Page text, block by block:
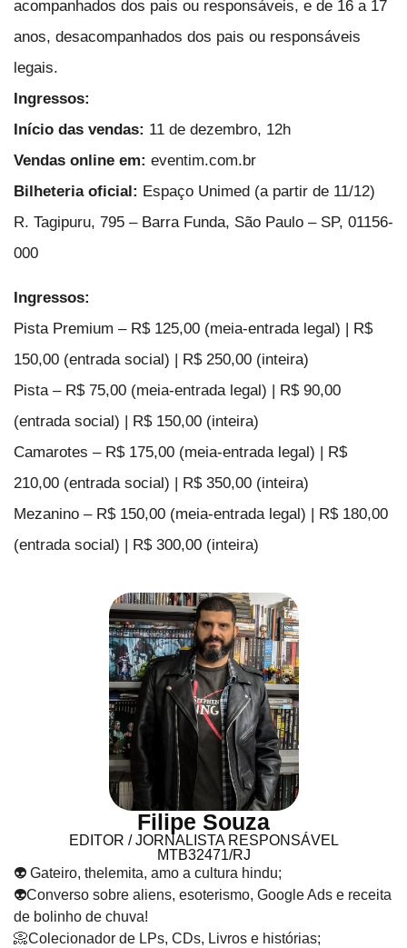
acompanhados dos pais ou responsáveis, e de 16 a 17
anos, desacompanhados dos pais ou responsáveis
legais.
Ingressos:
Início das vendas: 11 de dezembro, 12h
Vendas online em: eventim.com.br
Bilheteria oficial: Espaço Unimed (a partir de 11/12)
R. Tagipuru, 795 – Barra Funda, São Paulo – SP, 01156-
000
Ingressos:
Pista Premium – R$ 125,00 (meia-entrada legal) | R$
150,00 (entrada social) | R$ 250,00 (inteira)
Pista – R$ 75,00 (meia-entrada legal) | R$ 90,00
(entrada social) | R$ 150,00 (inteira)
Camarotes – R$ 175,00 (meia-entrada legal) | R$
210,00 (entrada social) | R$ 350,00 (inteira)
Mezanino – R$ 150,00 (meia-entrada legal) | R$ 180,00
(entrada social) | R$ 300,00 (inteira)
Filipe Souza
EDITOR / JORNALISTA RESPONSÁVEL
MTB32471/RJ
👽 Gateiro, thelemita, amo a cultura hindu;
👽Converso sobre aliens, esoterismo, Google Ads e receita
de bolinho de chuva!
📀Colecionador de LPs, CDs, Livros e histórias;